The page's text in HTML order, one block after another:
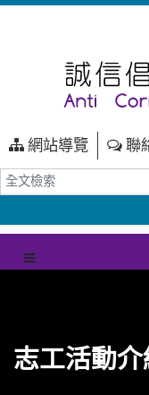
網站導覽 聯
選單
志工活動介